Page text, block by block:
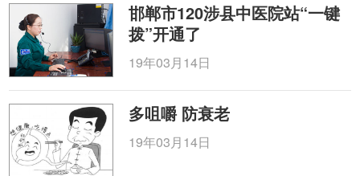
邯郸市120涉县中医院站“一键
拨”开通了
19年03月14日
多咀嚼 防衰老
19年03月14日